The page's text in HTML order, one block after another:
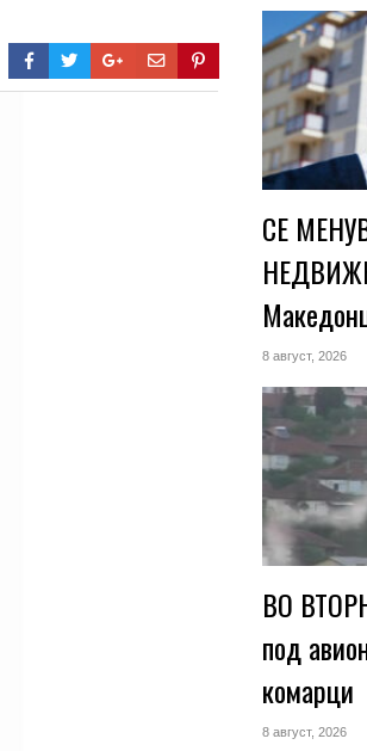
СЕ
8 август, 2026
ВО
под
комарци
8 август, 2026